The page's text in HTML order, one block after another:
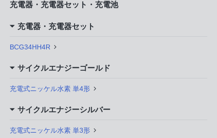
充電器・充電器セット・充電池
充電器・充電器セット
BCG34HH4R
サイクルエナジーゴールド
充電式ニッケル水素 単4形
サイクルエナジーシルバー
充電式ニッケル水素 単3形